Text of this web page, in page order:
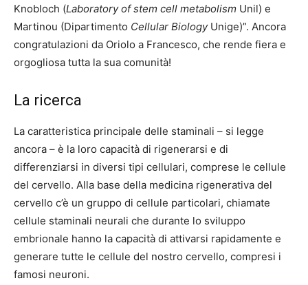
Knobloch (Laboratory of stem cell metabolism Unil) e
Martinou (Dipartimento Cellular BiologyUnige)”. Ancora
congratulazioni da Oriolo a Francesco, che rende fiera e
orgogliosa tutta la sua comunità!
La ricerca
La caratteristica principale delle staminali – si legge
ancora – è la loro capacità di rigenerarsi e di
differenziarsi in diversi tipi cellulari, comprese le cellule
del cervello. Alla base della medicina rigenerativa del
cervello c’è un gruppo di cellule particolari, chiamate
cellule staminali neurali che durante lo sviluppo
embrionale hanno la capacità di attivarsi rapidamente e
generare tutte le cellule del nostro cervello, compresi i
famosi neuroni.